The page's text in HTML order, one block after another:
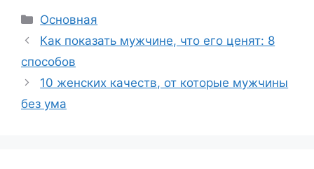
Рубрики
Основная
Как показать мужчине, что его ценят: 8
способов
10 женских качеств, от которые мужчины
без ума